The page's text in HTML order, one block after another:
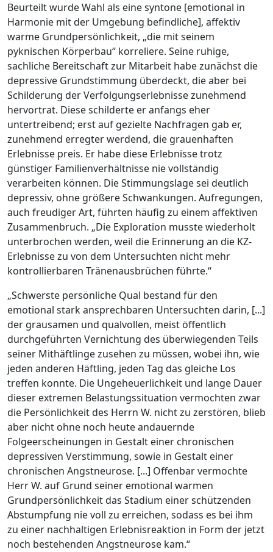
Beurteilt wurde Wahl als eine syntone [emotional in
Harmonie mit der Umgebung befindliche], affektiv
warme Grundpersönlichkeit, „die mit seinem
pyknischen Körperbau“ korreliere. Seine ruhige,
sachliche Bereitschaft zur Mitarbeit habe zunächst die
depressive Grundstimmung überdeckt, die aber bei
Schilderung der Verfolgungserlebnisse zunehmend
hervortrat. Diese schilderte er anfangs eher
untertreibend; erst auf gezielte Nachfragen gab er,
zunehmend erregter werdend, die grauenhaften
Erlebnisse preis. Er habe diese Erlebnisse trotz
günstiger Familienverhältnisse nie vollständig
verarbeiten können. Die Stimmungslage sei deutlich
depressiv, ohne größere Schwankungen. Aufregungen,
auch freudiger Art, führten häufig zu einem affektiven
Zusammenbruch. „Die Exploration musste wiederholt
unterbrochen werden, weil die Erinnerung an die KZ-
Erlebnisse zu von dem Untersuchten nicht mehr
kontrollierbaren Tränenausbrüchen führte.“
„Schwerste persönliche Qual bestand für den
emotional stark ansprechbaren Untersuchten darin, [...]
der grausamen und qualvollen, meist öffentlich
durchgeführten Vernichtung des überwiegenden Teils
seiner Mithäftlinge zusehen zu müssen, wobei ihn, wie
jeden anderen Häftling, jeden Tag das gleiche Los
treffen konnte. Die Ungeheuerlichkeit und lange Dauer
dieser extremen Belastungssituation vermochten zwar
die Persönlichkeit des Herrn W. nicht zu zerstören, blieb
aber nicht ohne noch heute andauernde
Folgeerscheinungen in Gestalt einer chronischen
depressiven Verstimmung, sowie in Gestalt einer
chronischen Angstneurose. [...] Offenbar vermochte
Herr W. auf Grund seiner emotional warmen
Grundpersönlichkeit das Stadium einer schützenden
Abstumpfung nie voll zu erreichen, sodass es bei ihm
zu einer nachhaltigen Erlebnisreaktion in Form der jetzt
noch bestehenden Angstneurose kam.“